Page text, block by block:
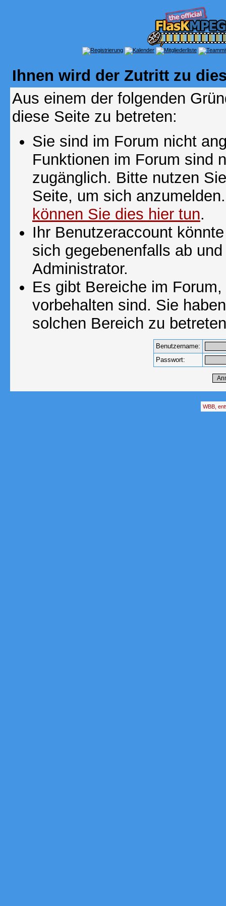
Ihnen wird der Zutritt zu
Aus einem der folgenden
diese Seite zu betreten:
Sie sind im Forum nicht
Funktionen im Forum sind
zugänglich. Bitte nutzen
Seite, um sich
können Sie dies hier tun.
Ihr Benutzeraccount
sich gegebenenfalls ab
Administrator.
Es gibt Bereiche im
vorbehalten sind. Sie
solchen Bereich zu
Benutzername:
Passwort:
WBB,